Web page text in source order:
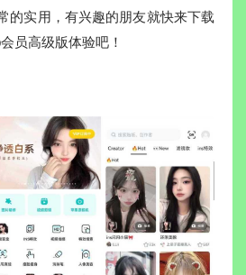
的实用，有兴趣的朋友就快来下载
员高级版体验吧！